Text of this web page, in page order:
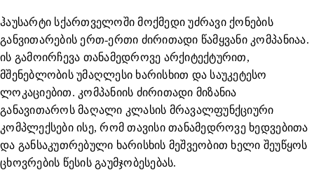
ჰაუსარტი სქართველოში მოქმედი უძრავი ქონების
განვითარების ერთ-ერთი ძირითადი წამყვანი კომპანიაა.
ის გამოირჩევა თანამედროვე არქიტექტურით,
მშენებლობის უმაღლესი ხარისხით და საუკეტესო
ლოკაციებით. კომპანიის ძირითადი მიზანია
განავითაროს მაღალი კლასის მრავალფუნქციური
კომპლექსები ისე, რომ თავისი თანამედროვე ხედვებითა
და განსაკუთრებული ხარისხის მეშვეობით ხელი შეუწყოს
ცხოვრების წესის გაუმჯობესებას.